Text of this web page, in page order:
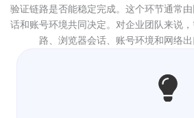
验证链路是否能稳定完成。这个环节通常
话和账号环境共同决定。对企业团队来说
路、浏览器会话、账号环境和网络出